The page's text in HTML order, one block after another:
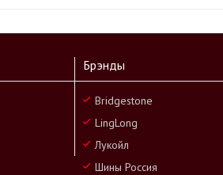
Брэнды
Bridgestone
LingLong
Лукойл
Шины Россия